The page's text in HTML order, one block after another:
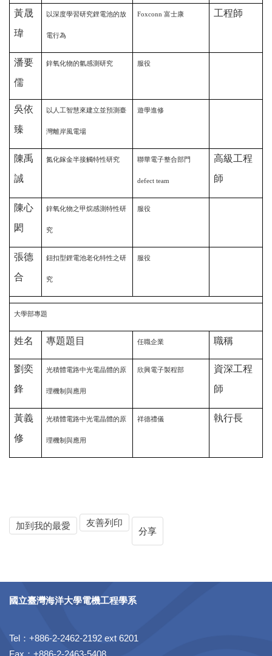
黃晟
瑋
以深度學習研究鋰電池的放
電行為
Foxconn 富士康 工程師
潘要
儒
鋅氧化物的氫感測研究 服役
吳依
臻
以人工智慧來建立並預測臺
灣離岸風電場
遊學進修
陳禹
誠
氮化鎵金半接觸特性研究 聯華電子整合部門
defect team
高級工程
師
陳心
閎
鋅氧化物之甲烷感測特性研
究
服役
張德
合
鈕扣型鋰電池老化特性之研
究
服役
大學部專題
姓名 專題題目 任職企業 職稱
劉奕
鋒
光積體電路中光電晶體的原
理機制與應用
欣興電子製程部
資深工程
師
黃義
修
光積體電路中光電晶體的原
理機制與應用
祥德禮儀 執行長
加到我的最愛
友善列印
分享
國立臺灣海洋大學電機工程學系
Tel：+886-2-2462-2192 ext 6201